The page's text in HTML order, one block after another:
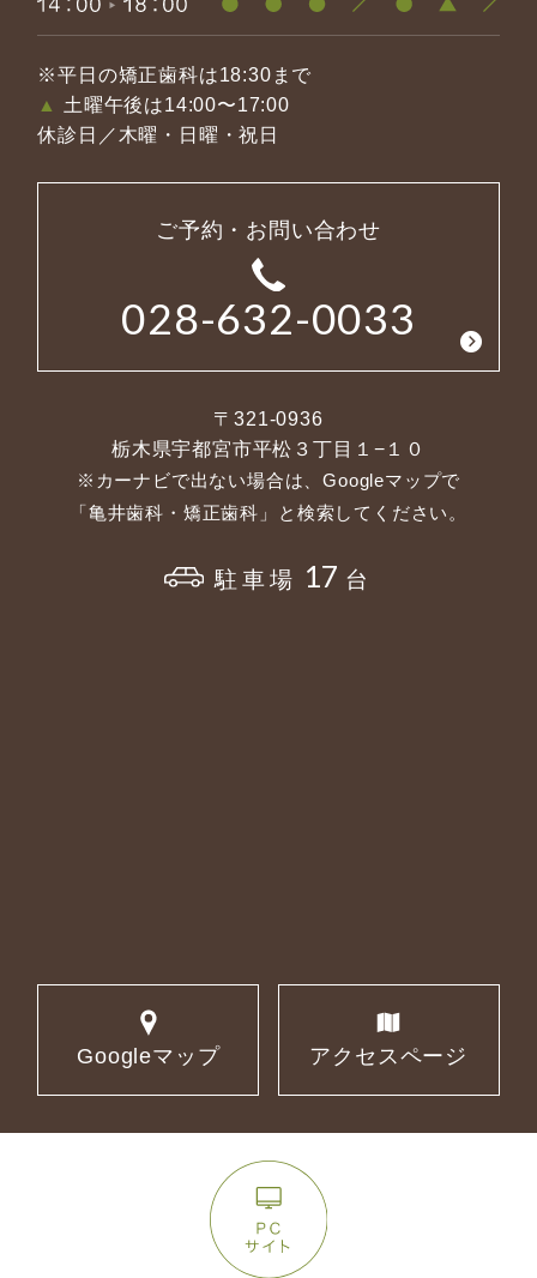
※平日の矯正歯科は18:30まで
▲
土曜午後は14:00〜17:00
休診日／木曜・日曜・祝日
ご予約・お問い合わせ
028-632-0033
〒321-0936
栃木県宇都宮市平松３丁目１−１０
※カーナビで出ない場合は、Googleマップで
「亀井歯科・矯正歯科」と検索してください。
駐車場 17 台
Googleマップ アクセスページ